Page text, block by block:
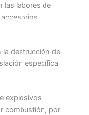
las labores de
la destrucción de
específica
explosivos
combustión, por